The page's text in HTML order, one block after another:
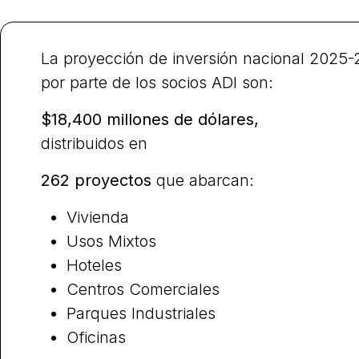
La proyección de inversión nacional 2025-
por parte de los socios ADI son:
$18,400 millones de dólares,
distribuidos en
262 proyectos que abarcan:
Vivienda
Usos Mixtos
Hoteles
Centros Comerciales
Parques Industriales
Oficinas